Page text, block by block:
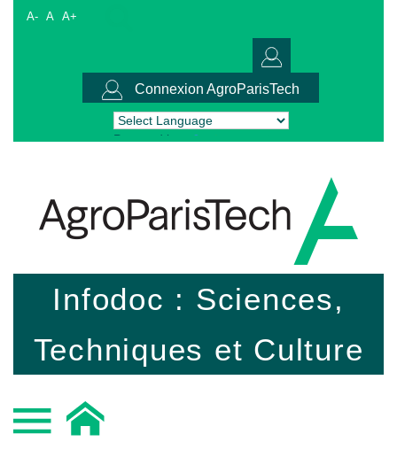
A- A A+
Connexion AgroParisTech
Powered by Translate
Infodoc : Sciences,
Techniques et Culture